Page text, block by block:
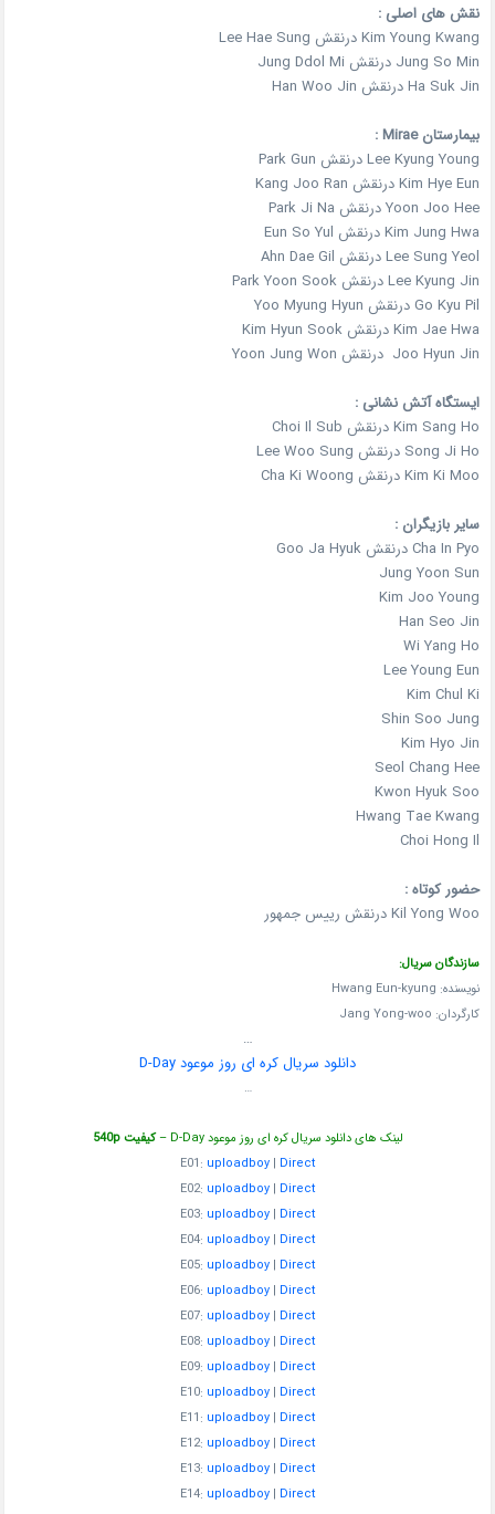
نقش های اصلی :
Kim Young Kwang درنقش Lee Hae Sung
Jung So Min درنقش Jung Ddol Mi
Ha Suk Jin درنقش Han Woo Jin
بیمارستان Mirae :
Lee Kyung Young درنقش Park Gun
Kim Hye Eun درنقش Kang Joo Ran
Yoon Joo Hee درنقش Park Ji Na
Kim Jung Hwa درنقش Eun So Yul
Lee Sung Yeol درنقش Ahn Dae Gil
Lee Kyung Jin درنقش Park Yoon Sook
Go Kyu Pil درنقش Yoo Myung Hyun
Kim Jae Hwa درنقش Kim Hyun Sook
Joo Hyun Jin درنقش Yoon Jung Won
ایستگاه آتش نشانی :
Kim Sang Ho درنقش Choi Il Sub
Song Ji Ho درنقش Lee Woo Sung
Kim Ki Moo درنقش Cha Ki Woong
سایر بازیگران :
Cha In Pyo درنقش Goo Ja Hyuk
Jung Yoon Sun
Kim Joo Young
Han Seo Jin
Wi Yang Ho
Lee Young Eun
Kim Chul Ki
Shin Soo Jung
Kim Hyo Jin
Seol Chang Hee
Kwon Hyuk Soo
Hwang Tae Kwang
Choi Hong Il
حضور کوتاه :
Kil Yong Woo درنقش رییس جمهور
سازندگان سریال:
نویسنده: Hwang Eun-kyung
کارگردان: Jang Yong-woo
…
دانلود سریال کره ای روز موعود D-Day
…
لینک های دانلود سریال کره ای روز موعود D-Day –
کیفیت 540p
E01: uploadboy| Direct
E02: uploadboy | Direct
E03: uploadboy| Direct
E04: uploadboy| Direct
E05: uploadboy| Direct
E06: uploadboy| Direct
E07: uploadboy| Direct
E08: uploadboy| Direct
E09: uploadboy| Direct
E10: uploadboy| Direct
E11: uploadboy| Direct
E12: uploadboy| Direct
E13: uploadboy| Direct
E14: uploadboy| Direct